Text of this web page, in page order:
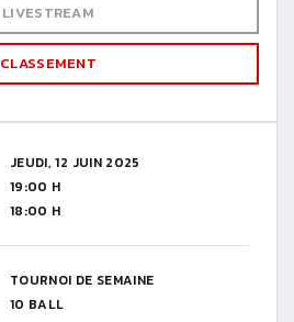
LIVESTREAM
CLASSEMENT
JEUDI, 12 JUIN 2025
19:00 H
18:00 H
TOURNOI DE SEMAINE
10 BALL